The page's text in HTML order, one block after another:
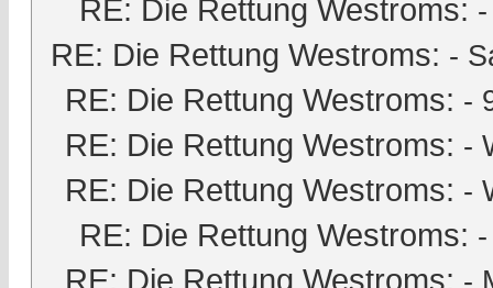
RE: Die Rettung Westroms:
RE: Die Rettung Westroms: -
RE: Die Rettung Westroms: -
RE: Die Rettung Westroms: -
RE: Die Rettung Westroms: -
RE: Die Rettung Westroms:
RE: Die Rettung Westroms: -